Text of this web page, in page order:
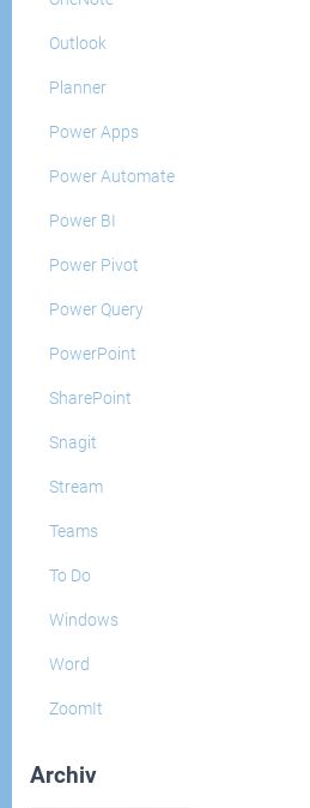
Outlook
Planner
Power Apps
Power Automate
Power BI
Power Pivot
Power Query
PowerPoint
SharePoint
Snagit
Stream
Teams
To Do
Windows
Word
ZoomIt
Archiv